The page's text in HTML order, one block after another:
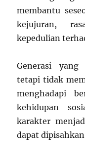
membantu
kejujuran,
kepedulian
Generasi
tetapi tidak
menghadapi
kehidupan
karakter
dapat